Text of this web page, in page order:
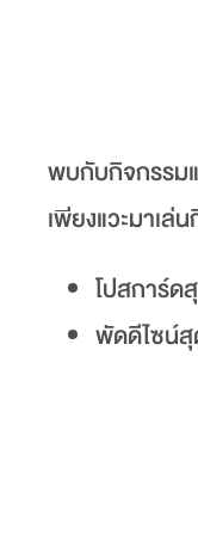
พบกับกิจกรรม
เพียงแวะมาเล่
โปสการ์ด
พัดดีไซน์